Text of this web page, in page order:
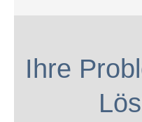
Ihre